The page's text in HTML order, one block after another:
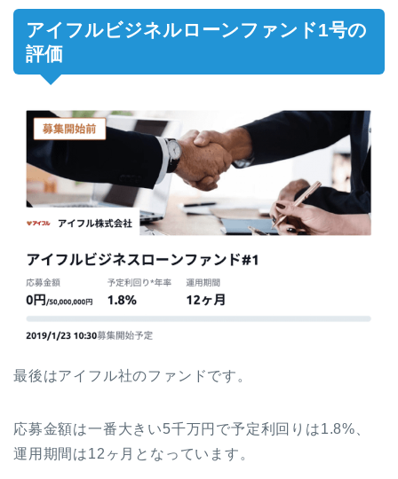
アイフルビジネルローンファンド1号の
評価
最後はアイフル社のファンドです。
応募金額は一番大きい5千万円で予定利回りは1.8%、
運用期間は12ヶ月となっています。